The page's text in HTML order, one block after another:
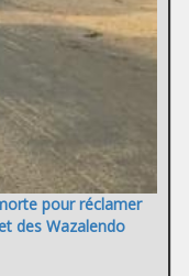
pour réclamer
des Wazalendo